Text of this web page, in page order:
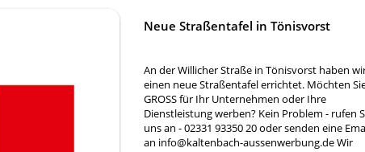
Neue Straßentafel in Tönisvorst
An der Willicher Straße in Tönisvorst haben
einen neue Straßentafel errichtet. Möchten
GROSS für Ihr Unternehmen oder Ihre
Dienstleistung werben? Kein Problem - rufen
uns an - 02331 93350 20 oder senden eine
an info@kaltenbach-aussenwerbung.de Wir